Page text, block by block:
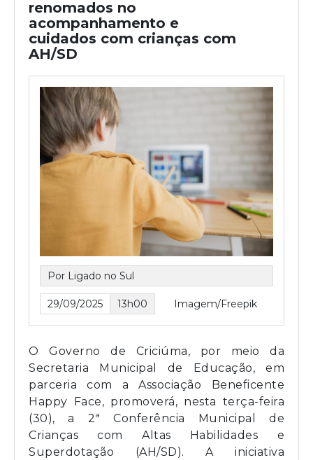
renomados no
acompanhamento e
cuidados com crianças com
AH/SD
Por Ligado no Sul
29/09/2025 13h00 Imagem/Freepik
O Governo de Criciúma, por meio da
Secretaria Municipal de Educação, em
parceria com a Associação Beneficente
Happy Face, promoverá, nesta terça-feira
(30), a 2ª Conferência Municipal de
Crianças com Altas Habilidades e
Superdotação (AH/SD). A iniciativa